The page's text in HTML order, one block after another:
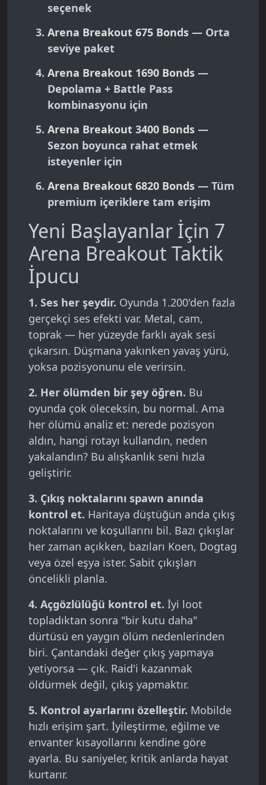
seçenek
Arena Breakout 675 Bonds — Orta
seviye paket
Arena Breakout 1690 Bonds —
Depolama + Battle Pass
kombinasyonu için
Arena Breakout 3400 Bonds —
Sezon boyunca rahat etmek
isteyenler için
Arena Breakout 6820 Bonds — Tüm
premium içeriklere tam erişim
Yeni Başlayanlar İçin 7
Arena Breakout Taktik
İpucu
1. Ses her şeydir. Oyunda 1.200'den fazla
gerçekçi ses efekti var. Metal, cam,
toprak — her yüzeyde farklı ayak sesi
çıkarsın. Düşmana yakınken yavaş yürü,
yoksa pozisyonunu ele verirsin.
2. Her ölümden bir şey öğren. Bu
oyunda çok öleceksin, bu normal. Ama
her ölümü analiz et: nerede pozisyon
aldın, hangi rotayı kullandın, neden
yakalandın? Bu alışkanlık seni hızla
geliştirir.
3. Çıkış noktalarını spawn anında
kontrol et. Haritaya düştüğün anda çıkış
noktalarını ve koşullarını bil. Bazı çıkışlar
her zaman açıkken, bazıları Koen, Dogtag
veya özel eşya ister. Sabit çıkışları
öncelikli planla.
4. Açgözlülüğü kontrol et. İyi loot
topladıktan sonra "bir kutu daha"
dürtüsü en yaygın ölüm nedenlerinden
biri. Çantandaki değer çıkış yapmaya
yetiyorsa — çık. Raid'i kazanmak
öldürmek değil, çıkış yapmaktır.
5. Kontrol ayarlarını özelleştir. Mobilde
hızlı erişim şart. İyileştirme, eğilme ve
envanter kısayollarını kendine göre
ayarla. Bu saniyeler, kritik anlarda hayat
kurtarır.